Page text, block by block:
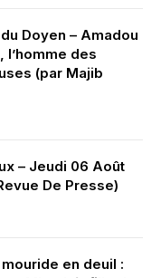
Doyen – Amadou
l’homme des
(par Majib
– Jeudi 06 Août
De Presse)
en deuil :